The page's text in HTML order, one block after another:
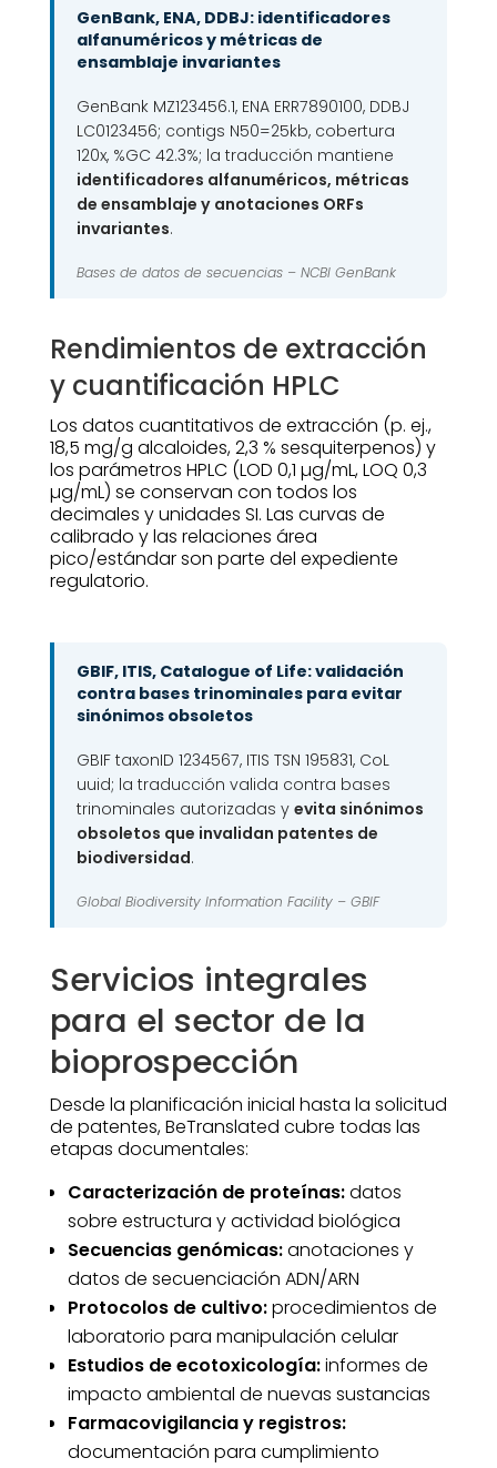
GenBank, ENA, DDBJ: identificadores
alfanuméricos y métricas de
ensamblaje invariantes
GenBank MZ123456.1, ENA ERR7890100, DDBJ
LC0123456; contigs N50=25kb, cobertura
120x, %GC 42.3%; la traducción mantiene
identificadores alfanuméricos, métricas
de ensamblaje y anotaciones ORFs
invariantes.
Bases de datos de secuencias – NCBI GenBank
Rendimientos de extracción
y cuantificación HPLC
Los datos cuantitativos de extracción (p. ej.,
18,5 mg/g alcaloides, 2,3 % sesquiterpenos) y
los parámetros HPLC (LOD 0,1 µg/mL, LOQ 0,3
µg/mL) se conservan con todos los
decimales y unidades SI. Las curvas de
calibrado y las relaciones área
pico/estándar son parte del expediente
regulatorio.
GBIF, ITIS, Catalogue of Life: validación
contra bases trinominales para evitar
sinónimos obsoletos
GBIF taxonID 1234567, ITIS TSN 195831, CoL
uuid; la traducción valida contra bases
trinominales autorizadas y evita sinónimos
obsoletos que invalidan patentes de
biodiversidad.
Global Biodiversity Information Facility – GBIF
Servicios integrales
para el sector de la
bioprospección
Desde la planificación inicial hasta la solicitud
de patentes, BeTranslated cubre todas las
etapas documentales:
Caracterización de proteínas:datos
sobre estructura y actividad biológica
Secuencias genómicas:anotaciones y
datos de secuenciación ADN/ARN
Protocolos de cultivo:procedimientos de
laboratorio para manipulación celular
Estudios de ecotoxicología:informes de
impacto ambiental de nuevas sustancias
Farmacovigilancia y registros:
documentación para cumplimiento